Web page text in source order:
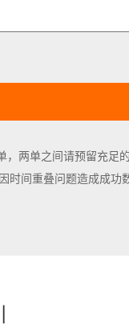
，两单之间请预留充
时间重叠问题造成成